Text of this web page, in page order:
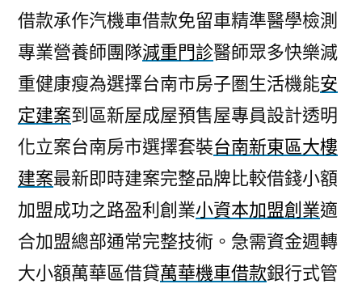
借款承作汽機車借款免留車精準醫學檢測
專業營養師團隊減重門診醫師眾多快樂減
重健康瘦為選擇台南市房子圏生活機能安
定建案到區新屋成屋預售屋專員設計透明
化立案台南房市選擇套裝台南新東區大樓
建案最新即時建案完整品牌比較借錢小額
加盟成功之路盈利創業小資本加盟創業適
合加盟總部通常完整技術。急需資金週轉
大小額萬華區借貸萬華機車借款銀行式管